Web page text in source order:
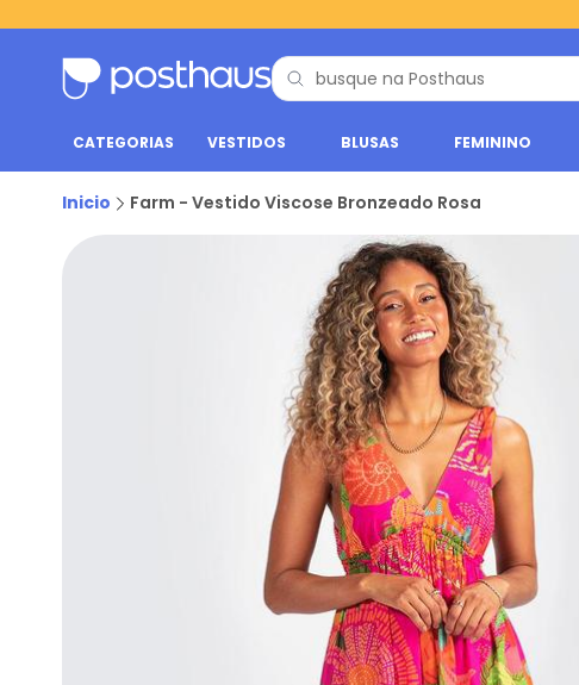
CATEGORIAS VESTIDOS BLUSAS FEMININO
Inicio Farm - Vestido Viscose Bronzeado Rosa